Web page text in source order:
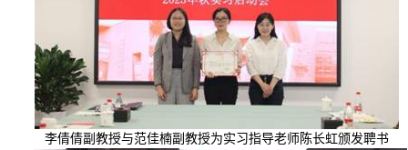
李倩倩副教授与范佳楠副教授为实习指导老师陈长虹颁发聘书